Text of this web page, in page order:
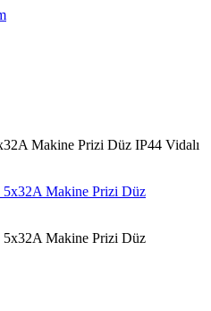
Makine Prizi Düz IP44 Vidalı